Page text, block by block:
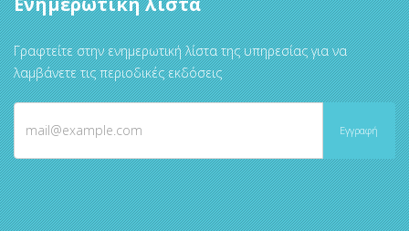
Γραφτείτε στην ενημερωτική λίστα της υπηρεσίας για να
λαμβάνετε τις περιοδικές εκδόσεις